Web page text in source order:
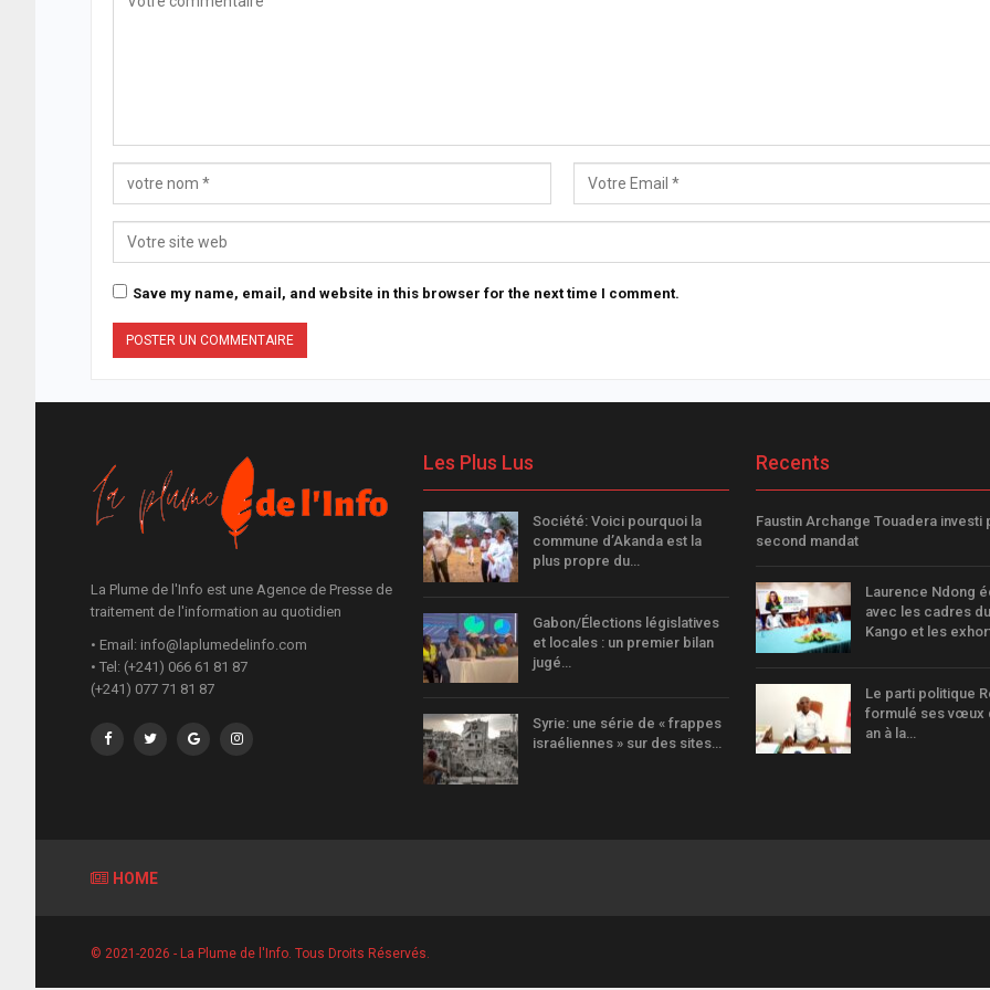
Save my name, email, and website in this browser for the next time I comment.
La Plume de l'Info est une Agence de Presse de
traitement de l'information au quotidien
• Email: info@laplumedelinfo.com
• Tel: (+241) 066 61 81 87
(+241) 077 71 81 87
Les Plus Lus
Société: Voici pourquoi la
commune d’Akanda est la
plus propre du…
Gabon/Élections législatives
et locales : un premier bilan
jugé…
Syrie: une série de « frappes
israéliennes » sur des sites…
Recents
Faustin Archange Touadera investi
second mandat
Laurence Ndong
avec les cadres
Kango et les
Le parti politique
formulé ses vœux
an à la…
HOME
© 2021-2026 - La Plume de l'Info. Tous Droits Réservés.